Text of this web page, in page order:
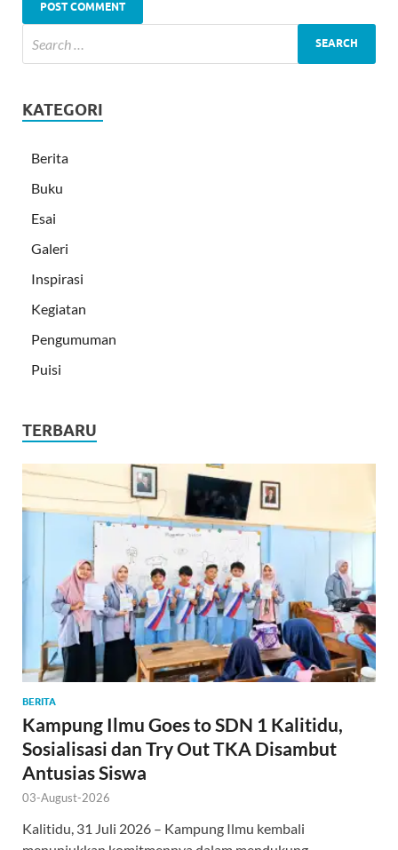
KATEGORI
Berita
Buku
Esai
Galeri
Inspirasi
Kegiatan
Pengumuman
Puisi
TERBARU
BERITA
Kampung Ilmu Goes to SDN 1 Kalitidu,
Sosialisasi dan Try Out TKA Disambut
Antusias Siswa
03-August-2026
Kalitidu, 31 Juli 2026 – Kampung Ilmu kembali